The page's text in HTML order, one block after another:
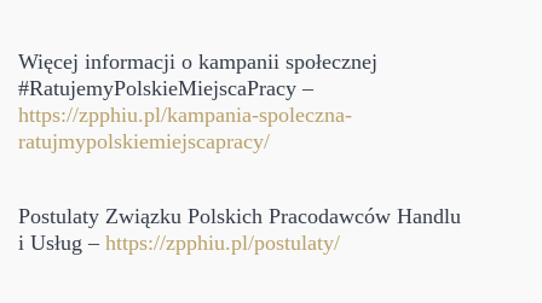
Więcej informacji o kampanii społecznej
#RatujemyPolskieMiejscaPracy –
https://zpphiu.pl/kampania-spoleczna-
ratujmypolskiemiejscapracy/
Postulaty Związku Polskich Pracodawców Handlu
i Usług – https://zpphiu.pl/postulaty/